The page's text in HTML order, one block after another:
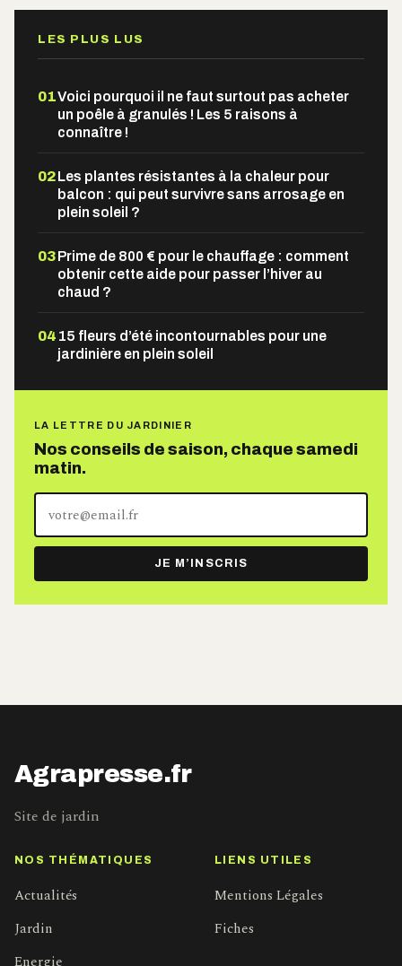
LES PLUS LUS
01Voici pourquoi il ne faut surtout pas acheter
un poêle à granulés ! Les 5 raisons à
connaître !
02Les plantes résistantes à la chaleur pour
balcon : qui peut survivre sans arrosage en
plein soleil ?
03Prime de 800 € pour le chauffage : comment
obtenir cette aide pour passer l’hiver au
chaud ?
04 15 fleurs d’été incontournables pour une
jardinière en plein soleil
LA LETTRE DU JARDINIER
Nos conseils de saison, chaque samedi
matin.
adresse
e-
mail
JE M’INSCRIS
Agrapresse.fr
Site de jardin
NOS THÉMATIQUES
Actualités
Jardin
LIENS UTILES
Mentions Légales
Fiches